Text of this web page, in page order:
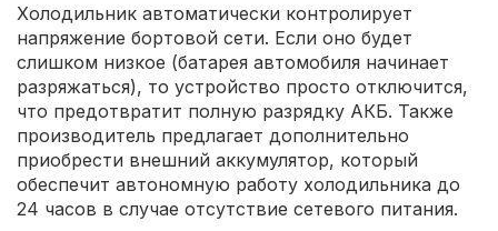
Холодильник автоматически контролирует
напряжение бортовой сети. Если оно будет
слишком низкое (батарея автомобиля начинает
разряжаться), то устройство просто отключится,
что предотвратит полную разрядку АКБ. Также
производитель предлагает дополнительно
приобрести внешний аккумулятор, который
обеспечит автономную работу холодильника до
24 часов в случае отсутствие сетевого питания.